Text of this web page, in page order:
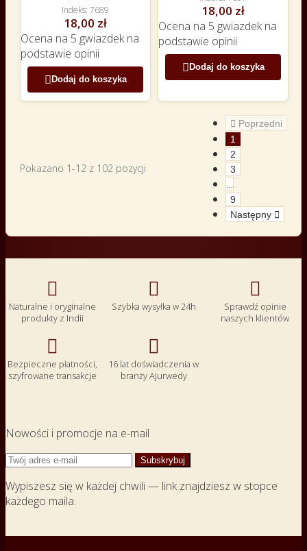
Indeks 7689
18,00 zł
Ocena na 5 gwiazdek na
podstawie opinii
 Dodaj do koszyka
18,00 zł
Ocena na 5 gwiazdek na
podstawie opinii
 Dodaj do koszyka
Pokazano 1-12 z 102 pozycji
 Poprzedni
1
2
3
9
Następny 

Naturalne i oryginalne
produkty z Indii

Szybka wysyłka w 24h

Sprawdź opinie
naszych klientów

Bezpieczne płatności,
szyfrowane transakcje

16 lat doświadczenia w
branży Ajurwedy
Nowości i promocje na e-mail
Wypiszesz się w każdej chwili — link znajdziesz w stopce
każdego maila.